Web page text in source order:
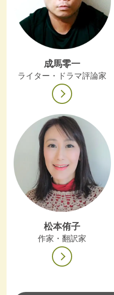
成馬零一
ライター・ドラマ評論家
松本侑子
作家・翻訳家